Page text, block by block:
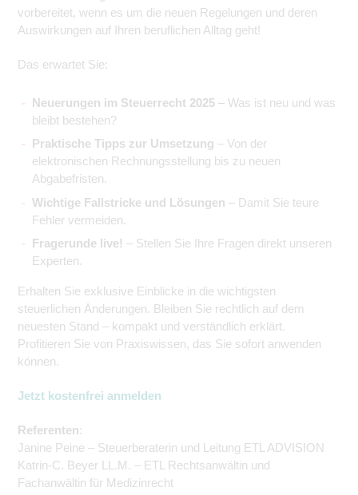
vorbereitet, wenn es um die neuen Regelungen und deren
Auswirkungen auf Ihren beruflichen Alltag geht!
Das erwartet Sie:
Neuerungen im Steuerrecht 2025 – Was ist neu und was
bleibt bestehen?
Praktische Tipps zur Umsetzung – Von der
elektronischen Rechnungsstellung bis zu neuen
Abgabefristen.
Wichtige Fallstricke und Lösungen – Damit Sie teure
Fehler vermeiden.
Fragerunde live! – Stellen Sie Ihre Fragen direkt unseren
Experten.
Erhalten Sie exklusive Einblicke in die wichtigsten
steuerlichen Änderungen. Bleiben Sie rechtlich auf dem
neuesten Stand – kompakt und verständlich erklärt.
Profitieren Sie von Praxiswissen, das Sie sofort anwenden
können.
Jetzt kostenfrei anmelden
Referenten:
Janine Peine – Steuerberaterin und Leitung ETL ADVISION
Katrin-C. Beyer LL.M. – ETL Rechtsanwältin und
Fachanwältin für Medizinrecht